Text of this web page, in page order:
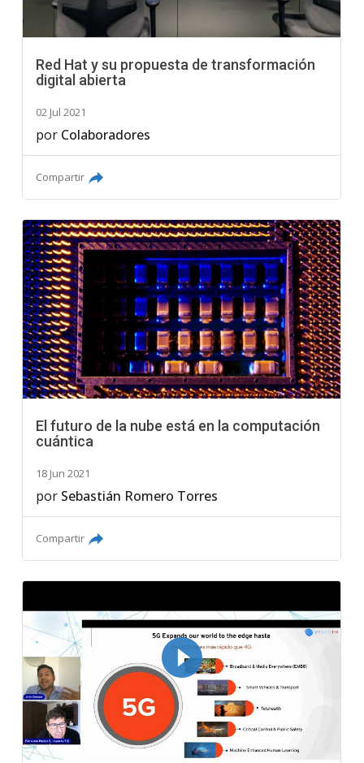
Red Hat y su propuesta de transformación
digital abierta
02 Jul 2021
por Colaboradores
Compartir
El futuro de la nube está en la computación
cuántica
18 Jun 2021
por Sebastián Romero Torres
Compartir